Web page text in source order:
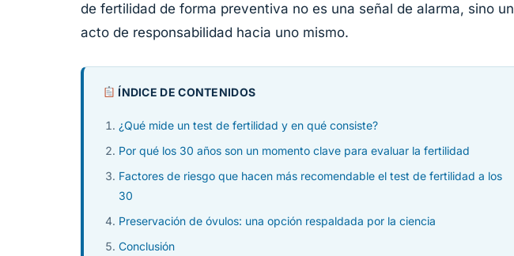
de fertilidad de forma preventiva no es una señal de alarma, sino un
acto de responsabilidad hacia uno mismo.
ÍNDICE DE CONTENIDOS
¿Qué mide un test de fertilidad y en qué consiste?
Por qué los 30 años son un momento clave para evaluar la fertilidad
Factores de riesgo que hacen más recomendable el test de fertilidad a los
30
Preservación de óvulos: una opción respaldada por la ciencia
Conclusión